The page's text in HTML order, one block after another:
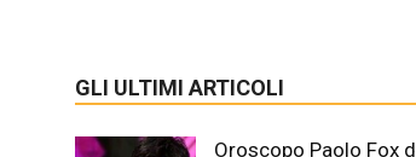
GLI ULTIMI ARTICOLI
Oroscopo Paolo Fox